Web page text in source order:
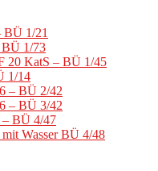
BÜ 1/21
BÜ 1/73
20 KatS – BÜ 1/45
1/14
– BÜ 2/42
– BÜ 3/42
– BÜ 4/47
Wasser BÜ 4/48